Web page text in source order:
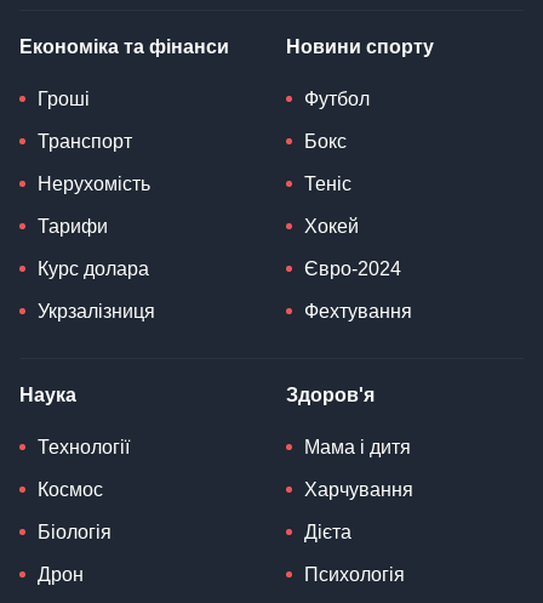
Економіка та фінанси
Гроші
Транспорт
Нерухомість
Тарифи
Курс долара
Укрзалізниця
Новини спорту
Футбол
Бокс
Теніс
Хокей
Євро-2024
Фехтування
Наука
Технології
Космос
Біологія
Дрон
Здоров'я
Мама і дитя
Харчування
Дієта
Психологія